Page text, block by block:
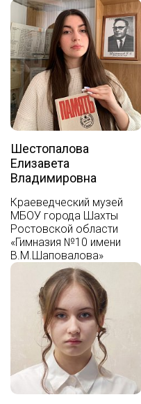
Шестопалова
Елизавета
Владимировна
Краеведческий музей
МБОУ города Шахты
Ростовской области
«Гимназия №10 имени
В.М.Шаповалова»